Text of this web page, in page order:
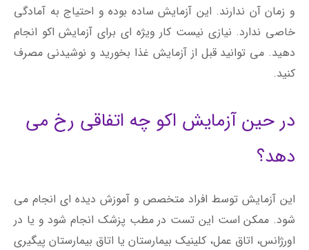
و زمان آن ندارند. این آزمایش ساده بوده و احتیاج به آمادگی
خاصی ندارد. نیازی نیست کار ویژه ای برای آزمایش اکو انجام
دهید. می توانید قبل از آزمایش غذا بخورید و نوشیدنی مصرف
کنید.
در حین آزمایش اکو چه اتفاقی رخ می
دهد؟
این آزمایش توسط افراد متخصص و آموزش دیده ای انجام می
شود. ممکن است این تست در مطب پزشک انجام شود و یا در
اورژانس، اتاق عمل، کلینیک بیمارستان یا اتاق بیمارستان پیگیری